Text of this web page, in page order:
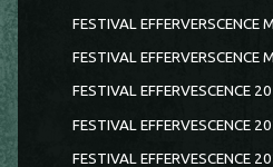
FESTIVAL EFFERVERSCENCE
FESTIVAL EFFERVERSCENCE
FESTIVAL EFFERVESCENCE
FESTIVAL EFFERVESCENCE
FESTIVAL EFFERVESCENCE